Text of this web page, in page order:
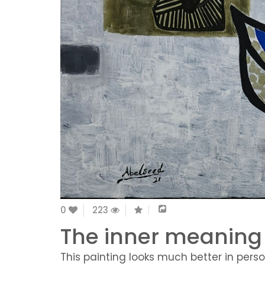
0 223
The inner
This painting looks much better in